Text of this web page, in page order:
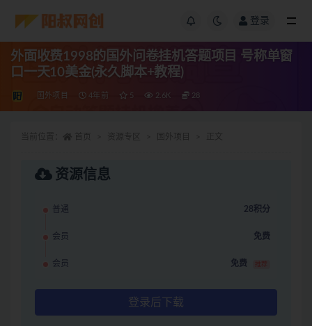
登录
外面收费1998的国外问卷挂机答题项目 号称单窗
口一天10美金(永久脚本+教程)
国外项目 4年前 5 2.6K 28
资源信息
普通 28积分
会员 免费
会员 免费 推荐
登录后下载